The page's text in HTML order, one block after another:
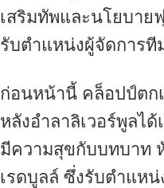
เสริมทัพและนโยบาย
รับตำแหน่งผู้จัดการที
ก่อนหน้านี้ คล็อปป์ตก
หลังอำลาลิเวอร์พูลไ
มีความสุขกับบทบาท
เรดบูลล์ ซึ่งรับตำแห